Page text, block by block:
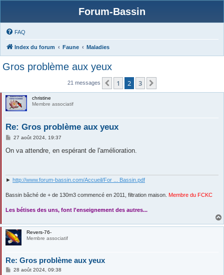
Forum-Bassin
FAQ
Index du forum Faune Maladies
Gros problème aux yeux
21 messages Précédente
1 2 3
christine
Membre associatif
Re: Gros problème aux yeux
M
s
27 août 2024, 19:37
On va attendre, en espérant de l'amélioration.
► http://www.forum-bassin.com/Accueil/For ... Bassin.pdf
Bassin bâché de + de 130m3 commencé en 2011, filtration maison. Membre du FCKC
Les bétises des uns, font l'enseignement des autres...
Revers-76-
Membre associatif
Re: Gros problème aux yeux
M28 août 2024, 09:38